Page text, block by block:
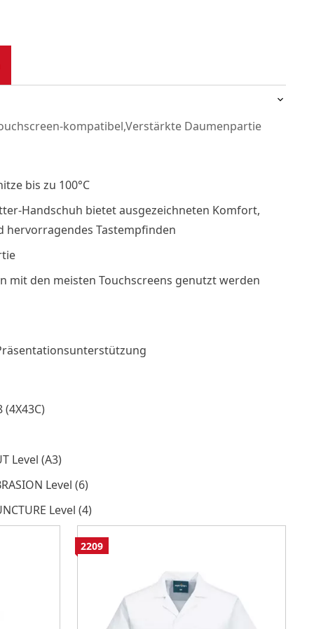
kompatibel,Verstärkte Daumenpartie
bis zu 100°C
Handschuh bietet ausgezeichneten Komfort,
hervorragendes Tastempfinden
mit den meisten Touchscreens genutzt werden
(4X43C)
Level (A3)
Level (6)
Level (4)
2209